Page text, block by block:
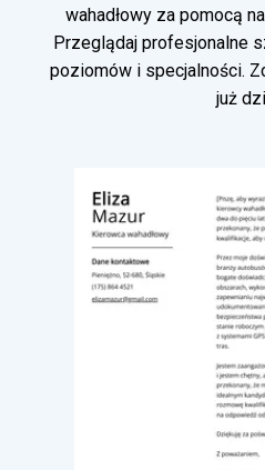
wahadłowy za pomocą
Przeglądaj profesjonalne
poziomów i specjalności.
już